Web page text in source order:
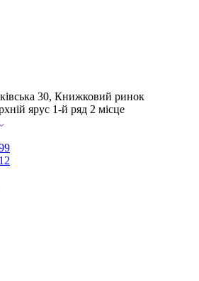
30, Книжковий ринок
ярус 1-й ряд 2 місце